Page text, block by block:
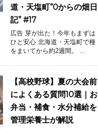
道・天塩町“0からの畑日
記” #17
広告 芽が出た！今年もまずは
ひと安心 北海道・天塩町で種
をまいてから約2週間。 ...
【高校野球】夏の大会前
によくある質問10選｜お
弁当・補食・水分補給を
管理栄養士が解説